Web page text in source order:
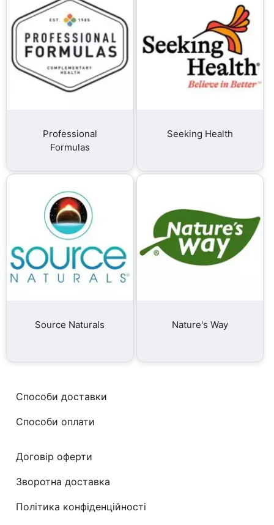
Professional
Formulas
Seeking Health
Source Naturals Nature's Way
Способи доставки
Способи оплати
Договір оферти
Зворотна доставка
Політика конфіденційності